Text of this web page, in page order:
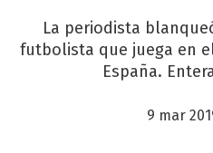
La periodista
futbolista que juega en
España.
9 mar